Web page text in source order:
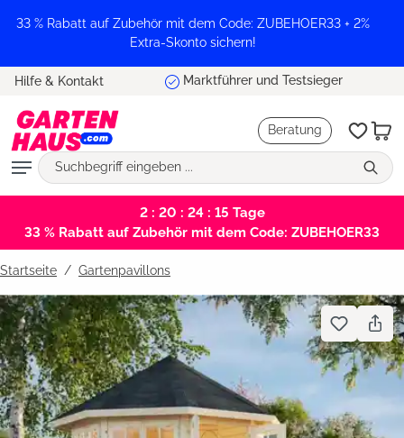
springen
33 % Rabatt auf Zubehör mit dem Code: ZUBEHOER33 + 2%
Extra-Skonto sichern!
Hilfe & Kontakt Marktführer und Testsieger
Beratung
2 : 20 : 24 : 14 Tage
33 % Rabatt auf Zubehör mit dem Code: ZUBEHOER33
Startseite Gartenpavillons
Bildergalerie überspringen